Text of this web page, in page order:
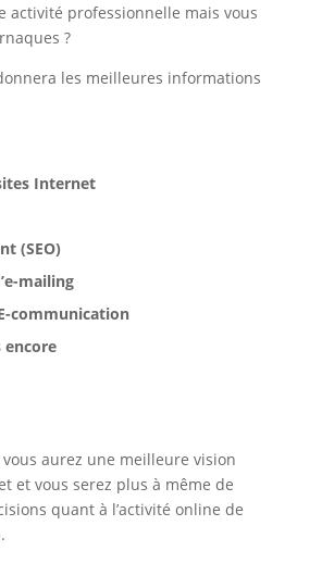
activité professionnelle mais vous
?
les meilleures informations
Internet
(SEO)
mailing
communication
encore
vous aurez une meilleure vision
et vous serez plus à même de
quant à l’activité online de